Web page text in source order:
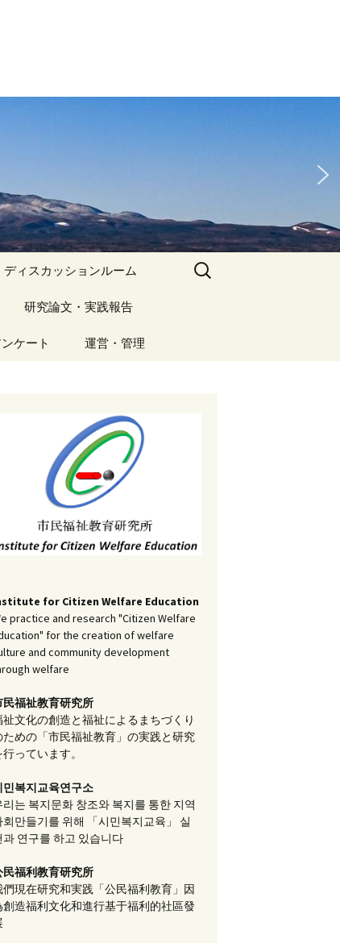
ディスカッションルーム
アーカイブ（１）
アーカイブ（４）
記事（151）～
アーカイブ（５）
記事（201）～
研究論文・実践報告
アーカイブ（１）
アーカイブ（３）
調査報告
アーカイブ（４）
実践報告
アーカイブ（５）
コラム
ケート 運営・管理
検
索:
for Citizen Welfare Education
practice and research "Citizen Welfare
for the creation of welfare
and community development
welfare
民福祉教育研究所
祉文化の創造と福祉によるまちづくり
ための「市民福祉教育」の実践と研究
行っています。
민복지교육연구소
리는 복지문화 창조와 복지를 통한 지역
회만들기를 위해 「시민복지교육」 실
과 연구를 하고 있습니다
民福利教育研究所
們現在研究和実践「公民福利教育」因
創造福利文化和進行基于福利的社區發